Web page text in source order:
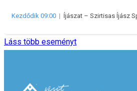
Kezdődik 09:00 | Íjászat – Szirtisas Íjász
Láss több eseményt